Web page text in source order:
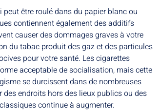
être roulé dans du papier blanc ou
contiennent également des additifs
causer des dommages graves à votre
du tabac produit des gaz et des particules
pour votre santé. Les cigarettes
acceptable de socialisation, mais cette
se durcissent dans de nombreuses
endroits hors des lieux publics ou des
continue à augmenter.